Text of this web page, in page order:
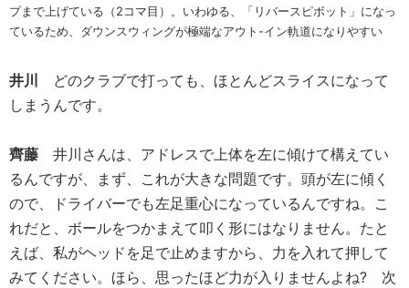
プまで上げている（2コマ目）。いわゆる、「リバースピボット」になっ
ているため、ダウンスウィングが極端なアウト-イン軌道になりやすい
井川
どのクラブで打っても、ほとんどスライスになって
しまうんです。
齊藤 井川さんは、アドレスで上体を左に傾けて構えてい
るんですが、まず、これが大きな問題です。頭が左に傾く
ので、ドライバーでも左足重心になっているんですね。こ
れだと、ボールをつかまえて叩く形にはなりません。たと
えば、私がヘッドを足で止めますから、力を入れて押して
みてください。ほら、思ったほど力が入りませんよね? 次